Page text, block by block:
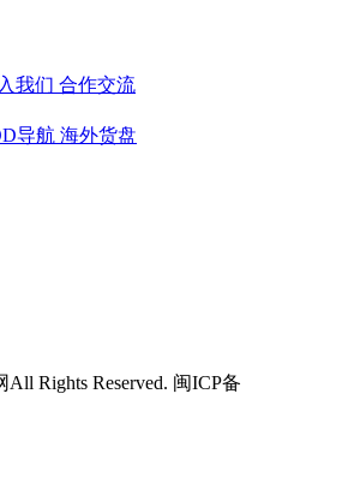
我们 合作交流
导航 海外货盘
Rights Reserved. 闽ICP备